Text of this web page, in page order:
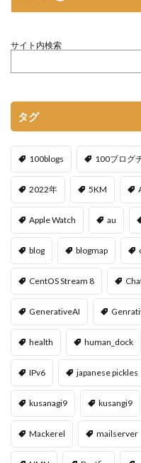
サイト内検索
タグ
100blogs 100ブログ
2022年 5KM
Apple Watch au
blog blogmap
CentOS Stream 8
GenerativeAI
health human_dock
IPv6 japanese pickles
kusanagi9 kusangi9
Mackerel mailserver